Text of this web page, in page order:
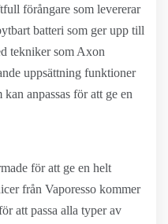
förångare som levererar
batteri som ger upp till
tekniker som Axon
uppsättning funktioner
anpassas för att ge en
för att ge en helt
från Vaporesso kommer
att passa alla typer av